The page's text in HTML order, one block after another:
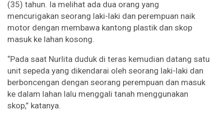
(35) tahun. Ia melihat ada dua orang yang
mencurigakan seorang laki-laki dan perempuan naik
motor dengan membawa kantong plastik dan skop
masuk ke lahan kosong.
“Pada saat Nurlita duduk di teras kemudian datang satu
unit sepeda yang dikendarai oleh seorang laki-laki dan
berboncengan dengan seorang perempuan dan masuk
ke dalam lahan lalu menggali tanah menggunakan
skop,” katanya.